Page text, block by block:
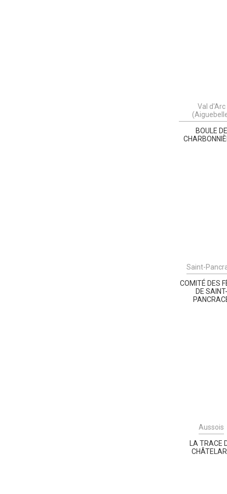
Val d'Arc
BOULE DE
Saint-
COMITÉ DES
DE SAINT-
Aussois
LA TRACE